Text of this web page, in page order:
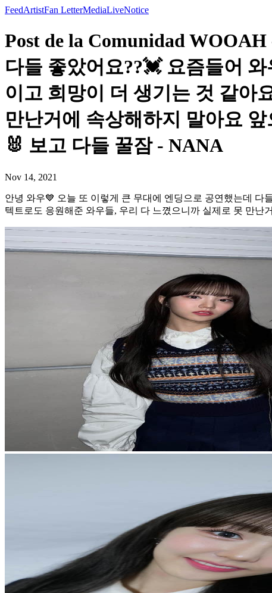
FeedArtistFan LetterMediaLiveNotice
Post de la Comunidad
다들 좋았어요??💓 요즘들어
이고 희망이 더 생기는 것 같아
만난거에 속상해하지 말아요
🐰 보고 다들 꿀잠 - NANA
Nov 14, 2021
안녕 와우💙 오늘 또 이렇게 큰 무대에 엔딩으로 공연했는데 다
텍트로도 응원해준 와우들, 우리 다 느꼈으니까 실제로 못 만